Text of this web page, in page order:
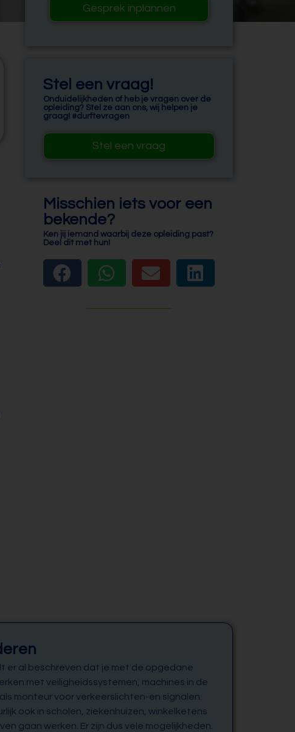
Gesprek inplannen
Stel een vraag!
Onduidelijkheden of heb je vragen over de
opleiding? Stel ze aan ons, wij helpen je
graag! #durftevragen
Stel een vraag
Misschien iets voor een
bekende?
Ken jij iemand waarbij deze opleiding past?
Deel dit met hun!
er al beschreven dat je met de opgedane
met veiligheidssystemen, machines in de
monteur voor verkeerslichten-en signalen.
ook in scholen, ziekenhuizen, winkelketens
gaan werken. Er zijn dus vele mogelijkheden.